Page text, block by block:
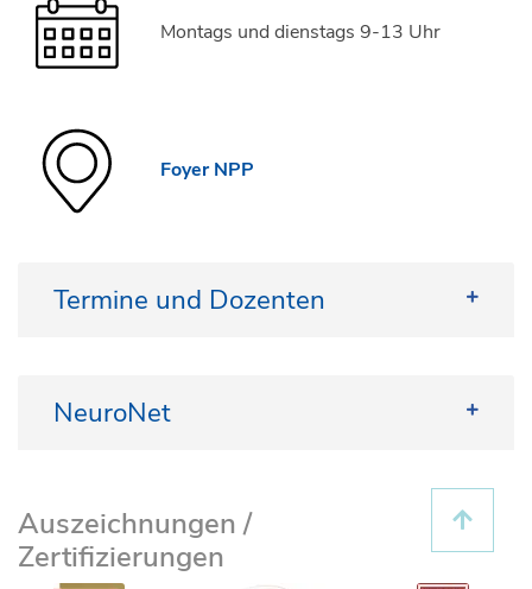
Montags und dienstags 9-13 Uhr
Foyer NPP
Termine und Dozenten
NeuroNet
Im Kurs NeuroNet werden Inhalte der funktionellen
Neuroanatomie, der Neurochirurgie und der
funktionellen Bildgebung miteinander kombiniert.
Die Vermittlung erfolgt fallbasiert anhand realer
Auszeichnungen /
Zertifizierungen